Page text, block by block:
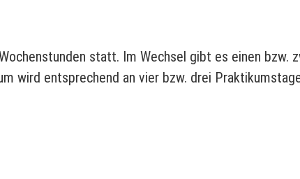
statt. Im Wechsel gibt es einen bzw.
wird entsprechend an vier bzw. drei